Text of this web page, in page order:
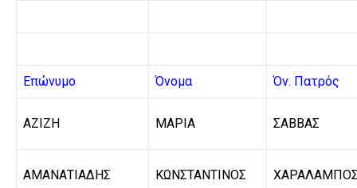
Επώνυμο Όνομα Όν. Πατρός
ΑΖΙΖΗ ΜΑΡΙΑ ΣΑΒΒΑΣ
ΑΜΑΝΑΤΙΑΔΗΣ ΚΩΝΣΤΑΝΤΙΝΟΣ